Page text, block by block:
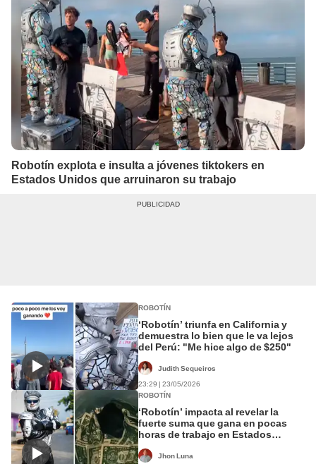
Robotín explota e insulta a jóvenes tiktokers en
Estados Unidos que arruinaron su trabajo
ROBOTÍN
‘Robotín’ triunfa en California y
demuestra lo bien que le va lejos
del Perú: "Me hice algo de $250"
Judith Sequeiros
23:29 | 23/05/2026
ROBOTÍN
‘Robotín’ impacta al revelar la
fuerte suma que gana en pocas
horas de trabajo en Estados
como una estatua”
Jhon Luna